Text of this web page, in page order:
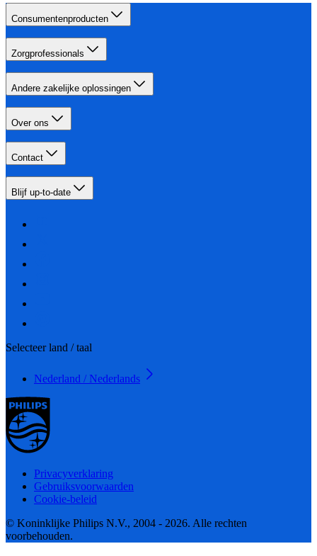
Consumentenproducten
Zorgprofessionals
Andere zakelijke oplossingen
Over ons
Contact
Blijf up-to-date
Selecteer land / taal
Nederland / Nederlands
Privacyverklaring
Gebruiksvoorwaarden
Cookie-beleid
© Koninklijke Philips N.V., 2004 - 2026. Alle rechten
voorbehouden.